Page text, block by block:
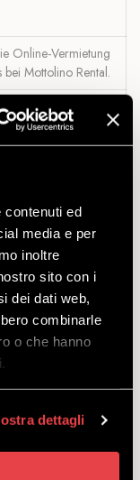
contenuti ed
media e per
inoltre
sito con i
dei dati web,
combinarle
o che hanno
dettagli
Online-Vermietung
Mottolino Rental.
sind Sie bereit, den
auf Routen
den Ski leichter,
des Skis für
reserviert
Abholung der Ware.
beim Kauf des
zugewiesene
zur Kasse gehen
und Samstag: